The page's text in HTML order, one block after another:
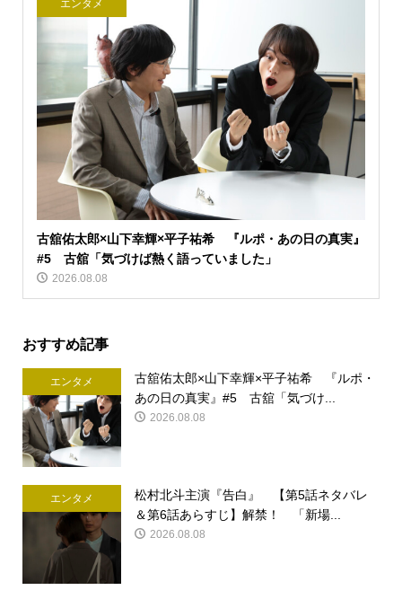
エンタメ
古舘佑太郎×山下幸輝×平子祐希 『ルポ・あの日の真実』
#5 古舘「気づけば熱く語っていました」
2026.08.08
おすすめ記事
エンタメ
古舘佑太郎×山下幸輝×平子祐希 『ルポ・
あの日の真実』#5 古舘「気づけ...
2026.08.08
エンタメ
松村北斗主演『告白』 【第5話ネタバレ
＆第6話あらすじ】解禁！ 「新場...
2026.08.08